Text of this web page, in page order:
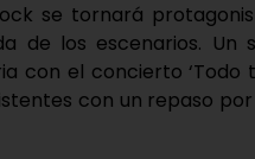
se tornará
de los escenarios. Un
con el concierto ‘Todo
con un repaso